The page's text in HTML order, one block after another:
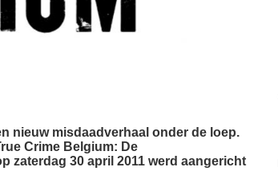
nieuw misdaadverhaal onder de loep.
Crime Belgium: De
zaterdag 30 april 2011 werd aangericht